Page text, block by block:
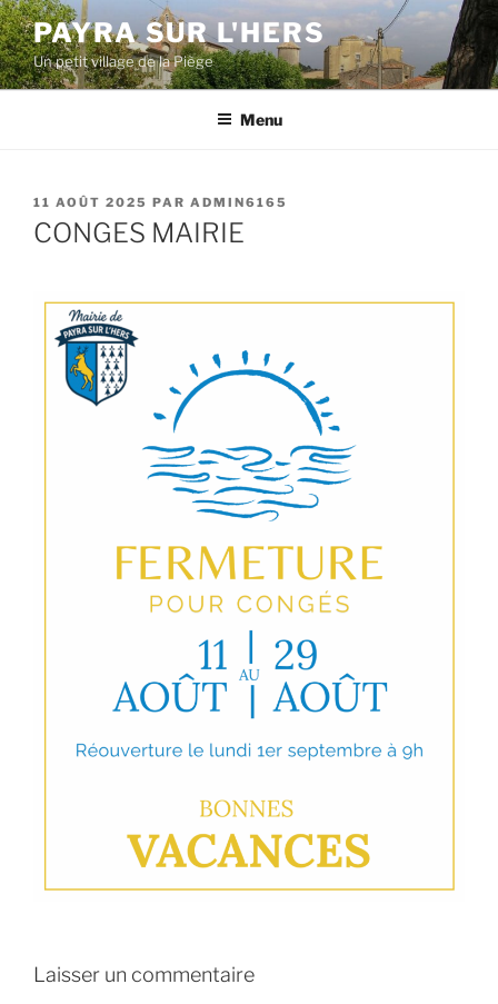
Aller
au
contenu
principal
PAYRA SUR L'HERS
Un petit village de la Piège
Menu
PUBLIÉ
LE
11 AOÛT 2025 PAR ADMIN6165
CONGES MAIRIE
Laisser un commentaire